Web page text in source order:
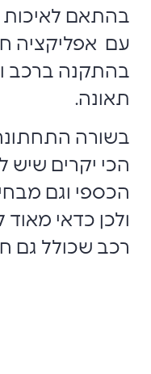
בהתאם לאיכות
עם אפליקציה
תאונה.
בשורה
הכי יקרים שיש
הכספי וגם
ולכן כדאי
רכב שכולל גם